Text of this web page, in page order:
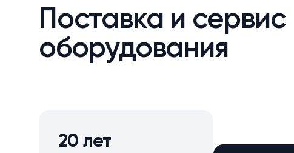
Поставка и сервис
оборудования
20 лет